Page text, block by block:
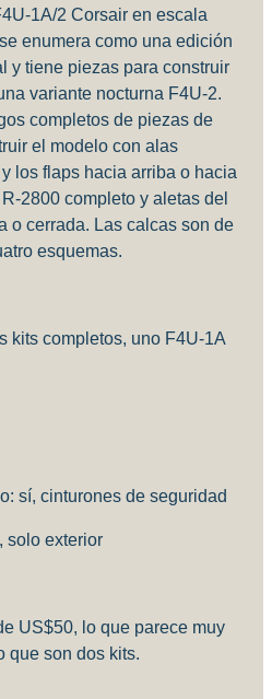
1A/2 Corsair en escala
enumera como una edición
y tiene piezas para construir
variante nocturna F4U-2.
completos de piezas de
el modelo con alas
los flaps hacia arriba o hacia
2800 completo y aletas del
o cerrada. Las calcas son de
esquemas.
kits completos, uno F4U-1A
sí, cinturones de seguridad
solo exterior
US$50, lo que parece muy
que son dos kits.